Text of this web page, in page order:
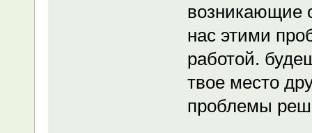
возникающие
нас этими
работой.
твое место
проблемы